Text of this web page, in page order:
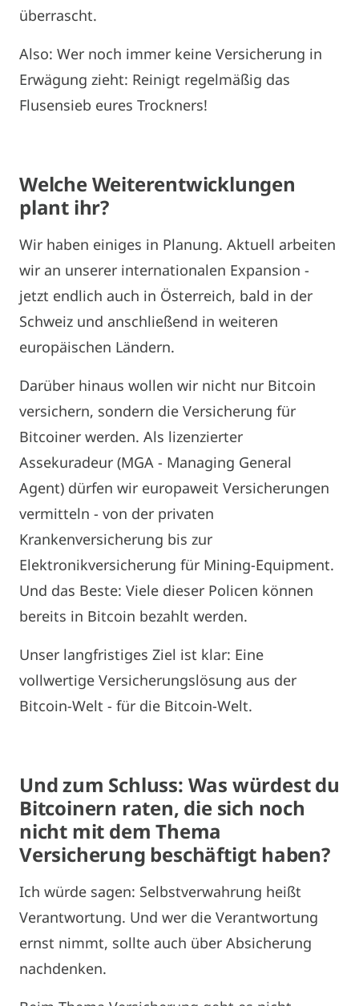
überrascht.
Also: Wer noch immer keine Versicherung in
Erwägung zieht: Reinigt regelmäßig das
Flusensieb eures Trockners!
Welche Weiterentwicklungen
plant ihr?
Wir haben einiges in Planung. Aktuell arbeiten
wir an unserer internationalen Expansion -
jetzt endlich auch in Österreich, bald in der
Schweiz und anschließend in weiteren
europäischen Ländern.
Darüber hinaus wollen wir nicht nur Bitcoin
versichern, sondern die Versicherung für
Bitcoiner werden. Als lizenzierter
Assekuradeur (MGA - Managing General
Agent) dürfen wir europaweit Versicherungen
vermitteln - von der privaten
Krankenversicherung bis zur
Elektronikversicherung für Mining-Equipment.
Und das Beste: Viele dieser Policen können
bereits in Bitcoin bezahlt werden.
Unser langfristiges Ziel ist klar: Eine
vollwertige Versicherungslösung aus der
Bitcoin-Welt - für die Bitcoin-Welt.
Und zum Schluss: Was würdest du
Bitcoinern raten, die sich noch
nicht mit dem Thema
Versicherung beschäftigt haben?
Ich würde sagen: Selbstverwahrung heißt
Verantwortung. Und wer die Verantwortung
ernst nimmt, sollte auch über Absicherung
nachdenken.